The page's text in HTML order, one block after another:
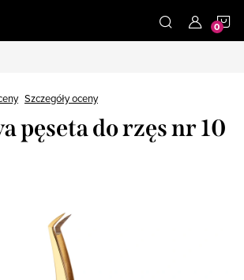
Szczegóły oceny
pęseta do rzęs nr 10